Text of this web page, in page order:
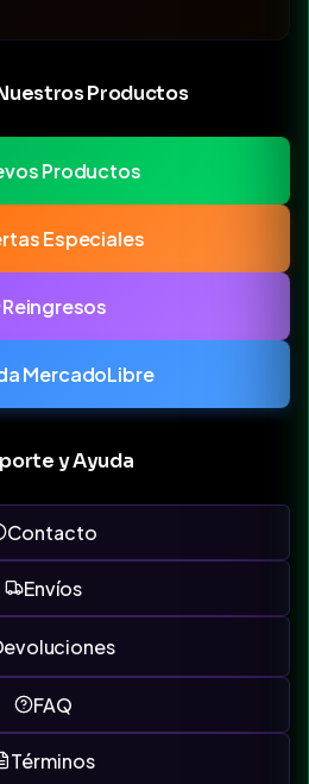
Productos
Productos
Especiales
Reingresos
MercadoLibre
y Ayuda
Contacto
Envíos
FAQ
Términos